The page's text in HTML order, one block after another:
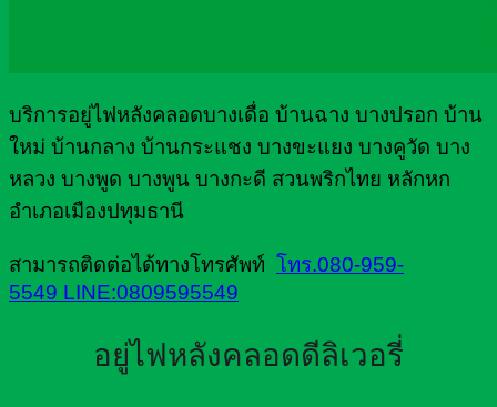
บริการอยู่ไฟหลังคลอดบางเดื่อ บ้านฉาง บางปรอก บ้าน
ใหม่ บ้านกลาง บ้านกระแชง บางขะแยง บางคูวัด บาง
หลวง บางพูด บางพูน บางกะดี สวนพริกไทย หลักหก
อำเภอเมืองปทุมธานี
สามารถติดต่อได้ทางโทรศัพท์ โทร.080-959-
5549 LINE:0809595549
อยู่ไฟหลังคลอดดีลิเวอรี่